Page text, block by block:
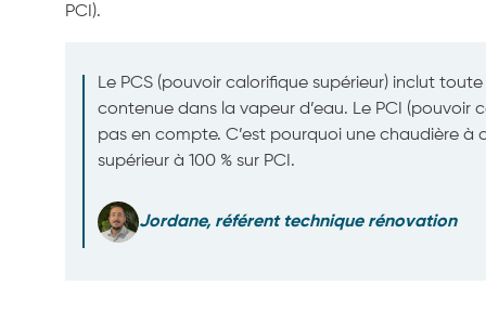
PCI).
Le PCS (pouvoir calorifique supérieur) inclut
contenue dans la vapeur d’eau. Le PCI (pouvoir
pas en compte. C’est pourquoi une chaudière
supérieur à 100 % sur PCI.
Jordane, référent technique rénovation